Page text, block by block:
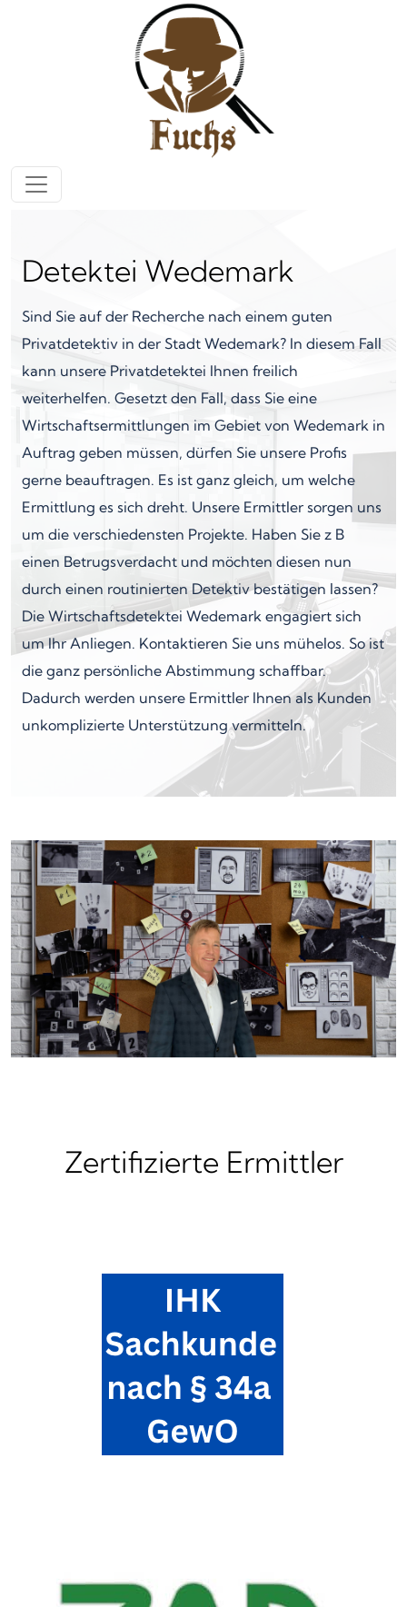
Zum Inhalt springen
Hauptnavigation
Detektei Wedemark
Sind Sie auf der Recherche nach einem guten
Privatdetektiv in der Stadt Wedemark? In diesem Fall
kann unsere Privatdetektei Ihnen freilich
weiterhelfen. Gesetzt den Fall, dass Sie eine
Wirtschaftsermittlungen im Gebiet von Wedemark in
Auftrag geben müssen, dürfen Sie unsere Profis
gerne beauftragen. Es ist ganz gleich, um welche
Ermittlung es sich dreht. Unsere Ermittler sorgen uns
um die verschiedensten Projekte. Haben Sie z B
einen Betrugsverdacht und möchten diesen nun
durch einen routinierten Detektiv bestätigen lassen?
Die Wirtschaftsdetektei Wedemark engagiert sich
um Ihr Anliegen. Kontaktieren Sie uns mühelos. So ist
die ganz persönliche Abstimmung schaffbar.
Dadurch werden unsere Ermittler Ihnen als Kunden
unkomplizierte Unterstützung vermitteln.
Zertifizierte Ermittler